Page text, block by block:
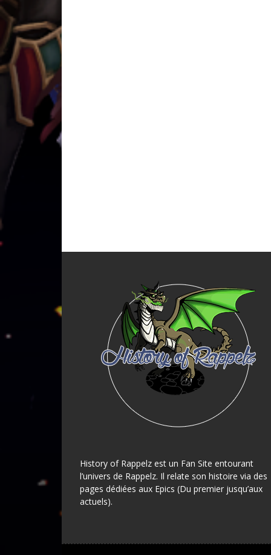
History of Rappelz est un Fan Site entourant
l’univers de Rappelz. Il relate son histoire via des
pages dédiées aux Epics (Du premier jusqu’aux
actuels).